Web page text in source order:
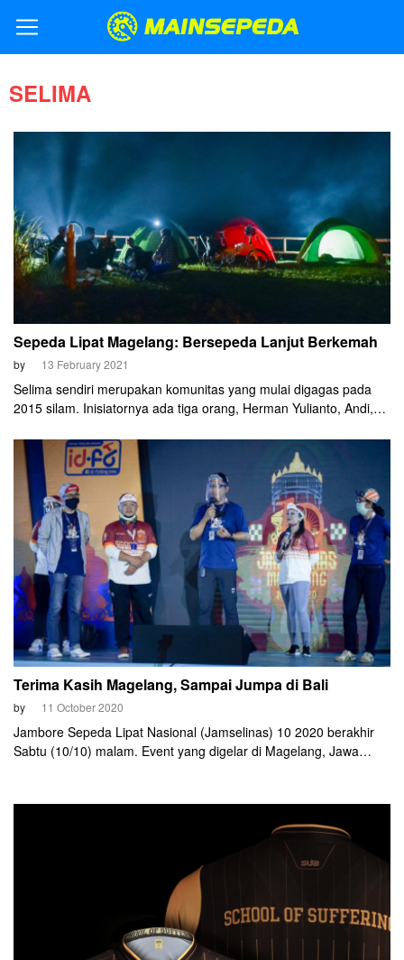
SELIMA
Sepeda Lipat Magelang: Bersepeda Lanjut Berkemah
by 13 February 2021
Selima sendiri merupakan komunitas yang mulai digagas pada
2015 silam. Inisiatornya ada tiga orang, Herman Yulianto, Andi,
Terima Kasih Magelang, Sampai Jumpa di Bali
by 11 October 2020
Jambore Sepeda Lipat Nasional (Jamselinas) 10 2020 berakhir
Sabtu (10/10) malam. Event yang digelar di Magelang, Jawa
Selanjutnya, Jamselinas 11 2021 mendatang akan digelar di Bali.